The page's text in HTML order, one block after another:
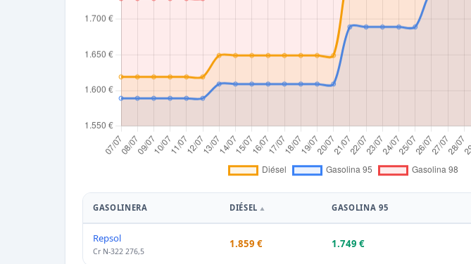
GASOLINERA DIÉSEL GASOLINA 95
Repsol
Cr N-322 276,5
1.859 € 1.749 €